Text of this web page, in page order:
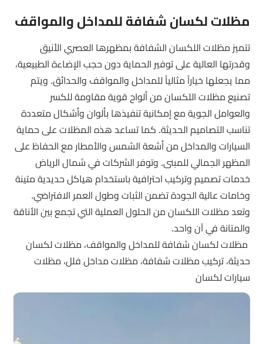
مظلات لكسان شفافة للمداخل والمواقف
تتميز مظلات اللكسان الشفافة بمظهرها العصري الأنيق
وقدرتها العالية على توفير الحماية دون حجب الإضاءة الطبيعية،
مما يجعلها خياراً مثالياً للمداخل والمواقف والحدائق. ويتم
تصنيع مظلات اللكسان من ألواح قوية مقاومة للكسر
والعوامل الجوية مع إمكانية تنفيذها بألوان وأشكال متعددة
تناسب التصاميم الحديثة. كما تساعد هذه المظلات على حماية
السيارات والمداخل من أشعة الشمس والأمطار مع الحفاظ على
المظهر الجمالي للمبنى. وتوفر الشركات في شمال الرياض
خدمات تصميم وتركيب احترافية باستخدام هياكل حديدية متينة
وخامات عالية الجودة تضمن الثبات وطول العمر الافتراضي.
وتعد مظلات اللكسان من الحلول العملية التي تجمع بين الأناقة
والمتانة في آن واحد.
مظلات لكسان شفافة للمداخل والمواقف، مظلات لكسان
حديثة، تركيب مظلات شفافة، مظلات مداخل فلل، مظلات
سيارات لكسان